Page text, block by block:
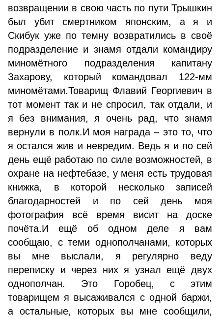
возвращении в свою часть по пути Трышкин
был убит смертником японским, а я и
Скибук уже по темну возвратились в своё
подразделение и знамя отдали командиру
миномётного подразделения капитану
Захарову, который командовал 122-мм
миномётами.Товарищ Флавий Георгиевич в
тот момент так и не спросил, так отдали, и
я без внимания, я очень рад, что знамя
вернули в полк.И моя награда – это то, что
я остался жив и невредим. Ведь я и по сей
день ещё работаю по силе возможностей, в
охране на нефтебазе, у меня есть трудовая
книжка, в которой несколько записей
благодарностей и по сей день моя
фотография всё время висит на доске
почёта.И ещё об одном деле я вам
сообщаю, с теми однополчанами, которых
вы мне выслали, я регулярно веду
переписку и через них я узнал ещё двух
однополчан. Это Горобец, с этим
товарищем я высаживался с одной баржи,
а остальные, которых вы мне сообщили,